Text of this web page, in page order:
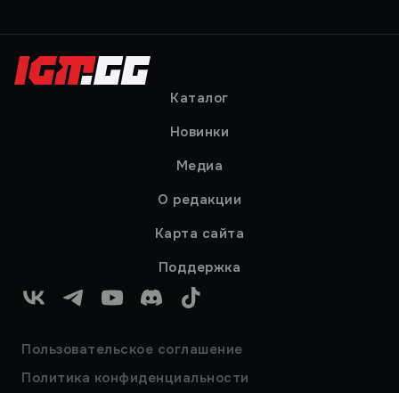
Каталог
Новинки
Медиа
О редакции
Карта сайта
Поддержка
VK TelegramYouTubeDiscordTikTok
Пользовательское соглашение
Политика конфиденциальности